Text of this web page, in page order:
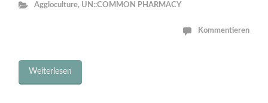
Aggloculture, UN::COMMON PHARMACY
Kommentieren
Weiterlesen